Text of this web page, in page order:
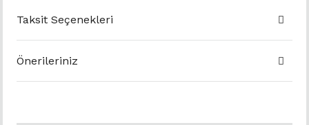
Taksit Seçenekleri
Önerileriniz